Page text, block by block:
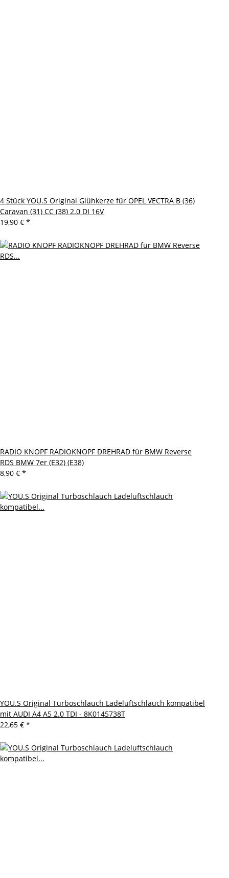
4 Stück YOU.S Original Glühkerze für OPEL VECTRA B (36)
Caravan (31) CC (38) 2.0 DI 16V
19,90 € *
RADIO KNOPF RADIOKNOPF DREHRAD für BMW Reverse
RDS BMW 7er (E32) (E38)
8,90 € *
YOU.S Original Turboschlauch Ladeluftschlauch kompatibel
mit AUDI A4 A5 2.0 TDI - 8K0145738T
22,65 € *